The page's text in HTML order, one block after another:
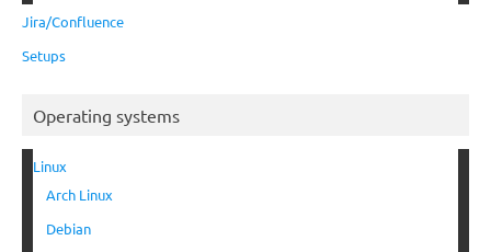
Jira/Confluence
Setups
Operating systems
Linux
Arch Linux
Debian